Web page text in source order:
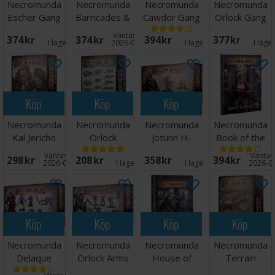
Necromunda
Escher Gang
374 SEK I lager: 5
Necromunda
Barricades &
Objectives
374 SEK Väntas in:
2026-09-07
Necromunda
Cawdor Gang
394 SEK I lager: 2
Necromunda
Orlock Gang
377 SEK I
Köp
Necromunda
Kal Jericho
and Scabs
298 SEK Väntas in:
2026-09-07
Köp
Necromunda
Orlock
Weapons &
Upgrades
208 SEK I lager: 2
Köp
Necromunda
Jotunn H-
Servitor
358 SEK I lager: 1
Necromunda
Book of the
Outcast
394 SEK 2026-
Köp
Necromunda
Delaque
Nacht-
Köp
Necromunda
Orlock Arms
Köp
Necromunda
House of
Köp
Necromunda
Terrain